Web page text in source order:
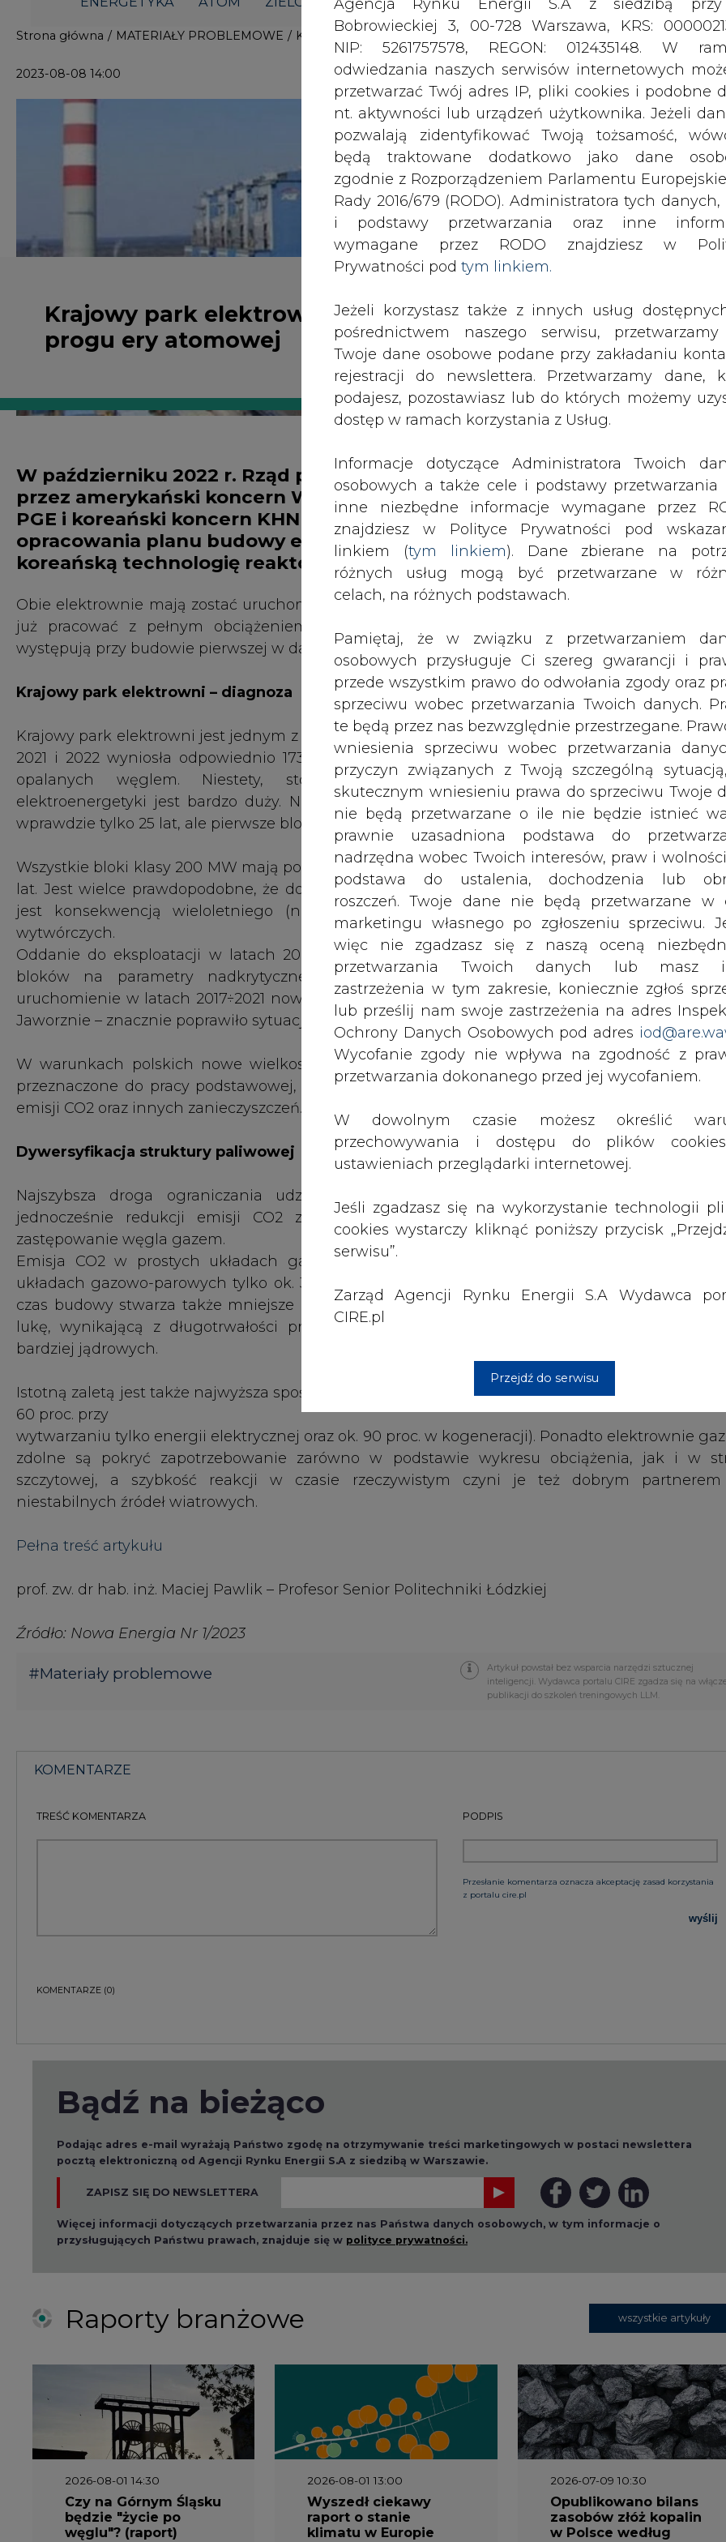
i podstawy przetwarzania oraz inne
wymagane przez RODO znajdziesz w
Prywatności podtym linkiem.
Jeżeli korzystasz także z innych usług
pośrednictwem naszego serwisu,
Twoje dane osobowe podane przy zakładaniu
rejestracji do newslettera. Przetwarzamy dane,
podajesz, pozostawiasz lub do których możemy
dostęp w ramach korzystania z Usług.
Informacje dotyczące Administratora Twoich
inne niezbędne informacje wymagane przez
znajdziesz w Polityce Prywatności pod
linkiem (tym linkiem ). Dane zbierane na
różnych usług mogą być przetwarzane w
celach, na różnych podstawach.
osobowych przysługuje Ci szereg gwarancji i
przede wszystkim prawo do odwołania zgody oraz
sprzeciwu wobec przetwarzania Twoich danych.
te będą przez nas bezwzględnie przestrzegane.
wniesienia sprzeciwu wobec przetwarzania
przyczyn związanych z Twoją szczególną
skutecznym wniesieniu prawa do sprzeciwu Twoje
prawnie uzasadniona podstawa do
nadrzędna wobec Twoich interesów, praw i
podstawa do ustalenia, dochodzenia lub
roszczeń. Twoje dane nie będą przetwarzane w
marketingu własnego po zgłoszeniu sprzeciwu.
więc nie zgadzasz się z naszą oceną
przetwarzania Twoich danych lub masz
zastrzeżenia w tym zakresie, koniecznie zgłoś
lub prześlij nam swoje zastrzeżenia na adres
Ochrony Danych Osobowych pod adres
Wycofanie zgody nie wpływa na zgodność z
przetwarzania dokonanego przed jej wycofaniem.
W dowolnym czasie możesz określić
przechowywania i dostępu do plików
ustawieniach przeglądarki internetowej.
Jeśli zgadzasz się na wykorzystanie technologii
cookies wystarczy kliknąć poniższy przycisk
serwisu”.
CIRE.pl
Przejdź do serwisu
Krajowy park elektrowni u
W październiku 2022 r. Rząd podjął uchwałę o budowie elektrowni
PGE i koreański koncern KHNP podpisały w Seulu list intencyjny
opracowania planu budowy elektrowni jądrowej w Pątnowie w oparciu o
koreańską technologię reaktorów APR 1400.
Obie elektrownie mają zostać uruchomione w 2033 r., tzn. dwa lata później pierwsze bloki
już pracować z pełnym obciążeniem. Trzeba jednak zdawać sobie sprawę z trudności
Krajowy park elektrowni – diagnoza
Krajowy park elektrowni jest jednym z większych w Europie. Produkcja energii elektrycznej w
2021 i 2022 wyniosła odpowiednio 173,6 TWh i 175 TWh, z tego blisko 80 proc. w
opalanych węglem. Niestety, stopień dekapitalizacji majątku wytwórczego
elektroenergetyki jest bardzo duży. Najmłodszy z bloków klasy 370 MW w Elektrowni
wprawdzie tylko 25 lat, ale pierwsze bloki Elektrowni Bełchatów pracują już ponad 39 lat.
Wszystkie bloki klasy 200 MW mają ponad 40 lat, przy czym większość mieści się w przedziale
lat. Jest wielce prawdopodobne, że do 2035 r. zostaną wszystkie wycofane z eksploatacji.
jest konsekwencją wieloletniego (na przełomie wieków) zastoju w budowie nowych
wytwórczych.
Oddanie do eksploatacji w latach 2008÷2011 (po wspomnianym zastoju) trzech
bloków na parametry nadkrytyczne w Elektrowniach: Pątnów, Łagisza i Bełchatów
uruchomienie w latach 2017÷2021 nowych bloków nadkrytycznych w Kozienicach, Opolu,
Jaworznie – znacznie poprawiło sytuację w dłuższej perspektywie czasowej.
W warunkach polskich nowe wielkoskalowe bloki nadkrytyczne powinny być przede
przeznaczone do pracy podstawowej, gwarantującej najwyższą sprawność i znaczne
emisji CO2 oraz innych zanieczyszczeń.
Dywersyfikacja struktury paliwowej
Najszybsza droga ograniczania udziału węgla w krajowej produkcji energii
jednocześnie redukcji emisji CO2 z konwencjonalnych elektrowni wiedzie obecnie
zastępowanie węgla gazem.
Emisja CO2 w prostych układach gazowych wynosi ok. 550 kg/MWh, zaś w
układach gazowo-parowych tylko ok. 330 kg/MWh. Relatywnie niski koszt inwestycyjny oraz
czas budowy stwarza także mniejsze ryzyko dla inwestora i pozwala stosunkowo szybko
lukę, wynikającą z długotrwałości procesu budowy wielkoskalowych źródeł węglowych,
bardziej jądrowych.
Istotną zaletą jest także najwyższa spośród elektrowni spalających paliwa organiczne
60 proc. przy
wytwarzaniu tylko energii elektrycznej oraz ok. 90 proc. w kogeneracji). Ponadto elektrownie
zdolne są pokryć zapotrzebowanie zarówno w podstawie wykresu obciążenia, jak i w
szczytowej, a szybkość reakcji w czasie rzeczywistym czyni je też dobrym
niestabilnych źródeł wiatrowych.
Pełna treść artykułu
prof. zw. dr hab. inż. Maciej Pawlik – Profesor Senior Politechniki Łódzkiej
Źródło: Nowa Energia Nr 1/2023
#Materiały problemowe
Artykuł powstał bez wsparcia narzędzi sztucznej
inteligencji. Wydawca portalu CIRE zgadza się na
publikacji do szkoleń treningowych LLM.
Przesłanie komentarza oznacza akceptację zasad korzystania
z portalu cire.pl
Podając adres e-mail wyrażają Państwo zgodę na otrzymywanie treści marketingowych w postaci newslettera
ZAPISZ SIĘ DO NEWSLETTERA
Raporty branżowe
2026-08-01 14:30
będzie "życie po
węglu"? (raport)
2026-08-01 13:00 2026-07-09 10:30
zasobów złóż kopalin
w Polsce według
2026-06-08 07:00 2026-05-23 16:00 2026-05-23 15:00